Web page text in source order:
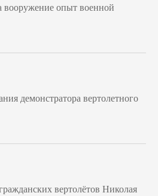
опыт военной
демонстратора вертолетного
вертолётов Николая